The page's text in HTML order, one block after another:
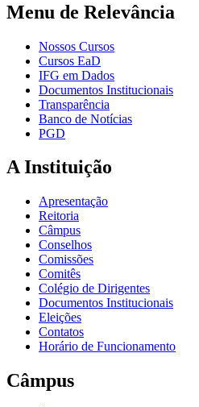
Menu de Relevância
Nossos Cursos
Cursos EaD
IFG em Dados
Documentos Institucionais
Transparência
Banco de Notícias
PGD
A Instituição
Apresentação
Reitoria
Câmpus
Conselhos
Comissões
Comitês
Colégio de Dirigentes
Documentos Institucionais
Eleições
Contatos
Horário de Funcionamento
Câmpus